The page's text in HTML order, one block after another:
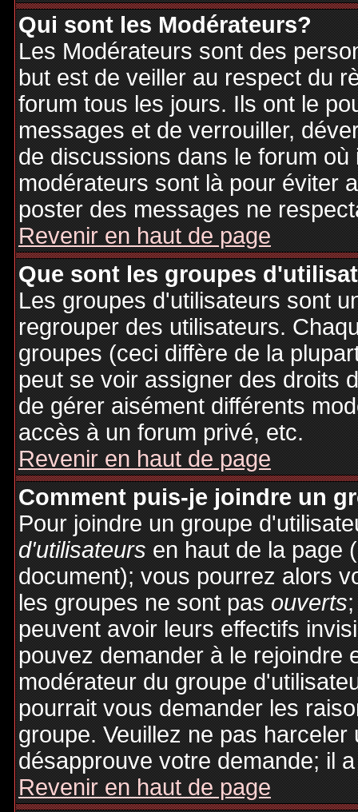
Qui sont les Modérateurs?
Les Modérateurs sont des
but est de veiller au respect du
forum tous les jours. Ils ont le
messages et de verrouiller,
de discussions dans le forum
modérateurs sont là pour éviter
poster des messages ne
Revenir en haut de page
Que sont les groupes
Les groupes d'utilisateurs sont
regrouper des utilisateurs.
groupes (ceci diffère de la
peut se voir assigner des droits
de gérer aisément différents
accès à un forum privé, etc.
Revenir en haut de page
Comment puis-je joindre un
Pour joindre un groupe
d'utilisateursen haut de la page
document); vous pourrez alors
les groupes ne sont pasouverts
peuvent avoir leurs effectifs
pouvez demander à le rejoindre
modérateur du groupe
pourrait vous demander les
groupe. Veuillez ne pas
désapprouve votre demande; il
Revenir en haut de page